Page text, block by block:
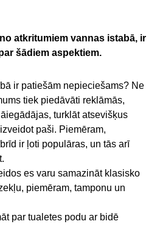
atkritumiem vannas istabā, ir
šādiem aspektiem.
ir patiešām nepieciešams? Ne
tiek piedāvāti reklāmās,
turklāt atsevišķus
paši. Piemēram,
ir ļoti populāras, un tās arī
es varu samazināt klasisko
piemēram, tamponu un
par tualetes podu ar bidē